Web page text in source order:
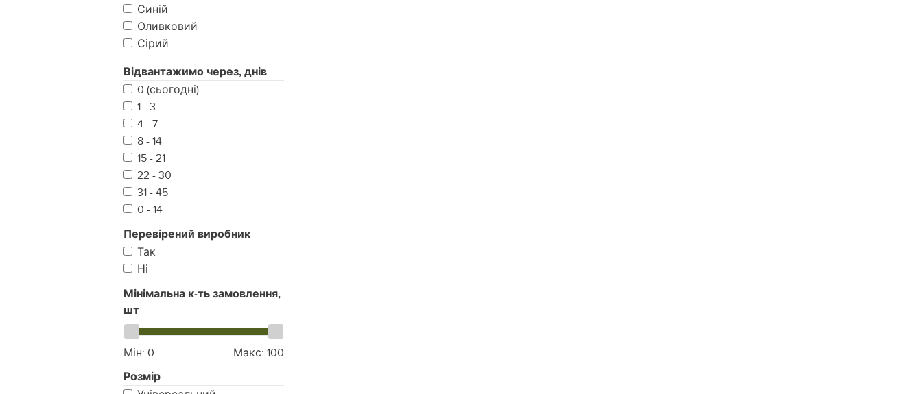
Синій
Оливковий
Сірий
Койот
Піксель
Мультикам Original
Мультикам Black
Коричневий
Фісташка
Відвантажимо через, днів
0 (сьогодні)
1 - 3
4 - 7
8 - 14
15 - 21
22 - 30
31 - 45
0 - 14
Перевірений виробник
Так
Ні
Мінімальна к-ть замовлення,
шт
Мін: 0 Макс: 100
Розмір